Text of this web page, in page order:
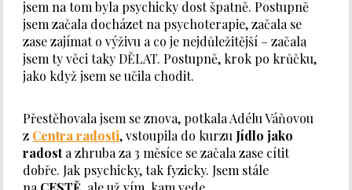
jsem na tom byla psychicky dost špatně. Postupně
jsem začala docházet na psychoterapie, začala se
zase zajímat o výživu a co je nejdůležitější – začala
jsem ty věci taky DĚLAT. Postupně, krok po krůčku,
jako když jsem se učila chodit.
Přestěhovala jsem se znova, potkala Adélu Váňovou
z Centra radosti, vstoupila do kurzu Jídlo jako
radosta zhruba za 3 měsíce se začala zase cítit
dobře. Jak psychicky, tak fyzicky. Jsem stále